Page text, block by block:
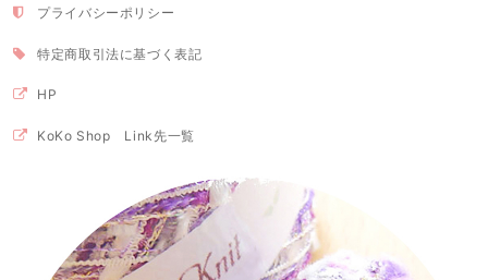
プライバシーポリシー
特定商取引法に基づく表記
HP
KoKo Shop Link先一覧